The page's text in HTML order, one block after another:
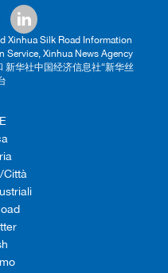
Xinhua Silk Road Information
Service, Xinhua News Agency
新华社中国经济信息社“新华丝
Città